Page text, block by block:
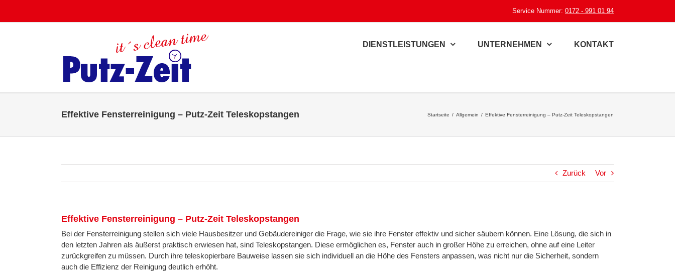
Service Nummer: 0172 - 991 01 94
DIENSTLEISTUNGEN UNTERNEHMEN KONTAKT
Effektive Fensterreinigung – Putz-Zeit Teleskopstangen Startseite / Allgemein / Effektive Fensterreinigung – Putz-Zeit Teleskopstangen
Zurück Vor
Effektive Fensterreinigung – Putz-Zeit Teleskopstangen
Bei der Fensterreinigung stellen sich viele Hausbesitzer und Gebäudereiniger die Frage, wie sie ihre Fenster effektiv und sicher säubern können. Eine Lösung, die sich in
den letzten Jahren als äußerst praktisch erwiesen hat, sind Teleskopstangen. Diese ermöglichen es, Fenster auch in großer Höhe zu erreichen, ohne auf eine Leiter
zurückgreifen zu müssen. Durch ihre teleskopierbare Bauweise lassen sie sich individuell an die Höhe des Fensters anpassen, was nicht nur die Sicherheit, sondern
auch die Effizienz der Reinigung deutlich erhöht.